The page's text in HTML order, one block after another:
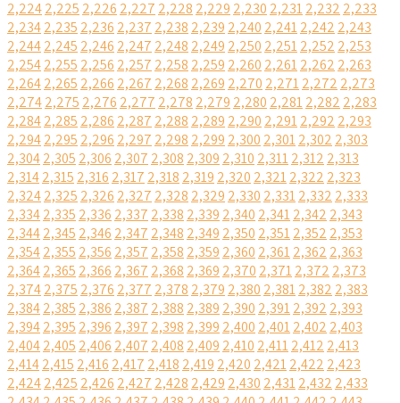
2,2242,225 2,226 2,227 2,228 2,229 2,230 2,2312,232 2,233
2,2342,235 2,236 2,237 2,238 2,239 2,240 2,2412,242 2,243
2,2442,245 2,246 2,247 2,248 2,249 2,250 2,2512,252 2,253
2,2542,255 2,256 2,257 2,258 2,259 2,260 2,2612,262 2,263
2,2642,265 2,266 2,267 2,268 2,269 2,270 2,2712,272 2,273
2,2742,275 2,276 2,277 2,278 2,279 2,280 2,2812,282 2,283
2,2842,285 2,286 2,287 2,288 2,289 2,290 2,2912,292 2,293
2,2942,295 2,296 2,297 2,298 2,299 2,300 2,3012,302 2,303
2,3042,305 2,306 2,307 2,308 2,309 2,310 2,3112,312 2,313
2,3142,315 2,316 2,317 2,318 2,319 2,320 2,3212,322 2,323
2,3242,325 2,326 2,327 2,328 2,329 2,330 2,3312,332 2,333
2,3342,335 2,336 2,337 2,338 2,339 2,340 2,3412,342 2,343
2,3442,345 2,346 2,347 2,348 2,349 2,350 2,3512,352 2,353
2,3542,355 2,356 2,357 2,358 2,359 2,360 2,3612,362 2,363
2,3642,365 2,366 2,367 2,368 2,369 2,370 2,3712,372 2,373
2,3742,375 2,376 2,377 2,378 2,379 2,380 2,3812,382 2,383
2,3842,385 2,386 2,387 2,388 2,389 2,390 2,3912,392 2,393
2,3942,395 2,396 2,397 2,398 2,399 2,400 2,4012,402 2,403
2,4042,405 2,406 2,407 2,408 2,409 2,410 2,4112,412 2,413
2,4142,415 2,416 2,417 2,418 2,419 2,420 2,4212,422 2,423
2,4242,425 2,426 2,427 2,428 2,429 2,430 2,4312,432 2,433